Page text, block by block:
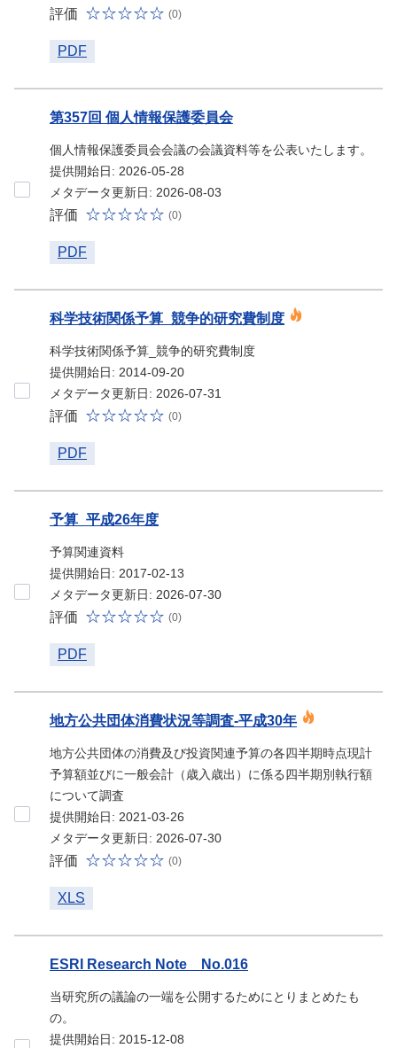
評価 (0)
PDF
第357回 個人情報保護委員会
個人情報保護委員会会議の会議資料等を公表いたします。
提供開始日: 2026-05-28
メタデータ更新日: 2026-08-03
評価 (0)
PDF
科学技術関係予算_競争的研究費制度
科学技術関係予算_競争的研究費制度
提供開始日: 2014-09-20
メタデータ更新日: 2026-07-31
評価 (0)
PDF
予算_平成26年度
予算関連資料
提供開始日: 2017-02-13
メタデータ更新日: 2026-07-30
評価 (0)
PDF
地方公共団体消費状況等調査-平成30年
地方公共団体の消費及び投資関連予算の各四半期時点現計
予算額並びに一般会計（歳入歳出）に係る四半期別執行額
について調査
提供開始日: 2021-03-26
メタデータ更新日: 2026-07-30
評価 (0)
XLS
ESRI Research Note No.016
当研究所の議論の一端を公開するためにとりまとめたも
の。
提供開始日: 2015-12-08